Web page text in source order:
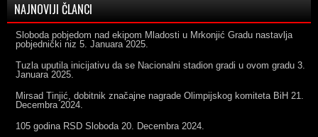
NAJNOVIJI ČLANCI
Sloboda pobjedom nad ekipom Mladosti u Mrkonjić Gradu nastavlja
pobjednički niz 5. Januara 2025.
Tuzla uputila inicijativu da se Nacionalni stadion gradi u ovom gradu 3.
Januara 2025.
Mirsad Tinjić, dobitnik značajne nagrade Olimpijskog komiteta BiH 21.
Decembra 2024.
105 godina RSD Sloboda 20. Decembra 2024.